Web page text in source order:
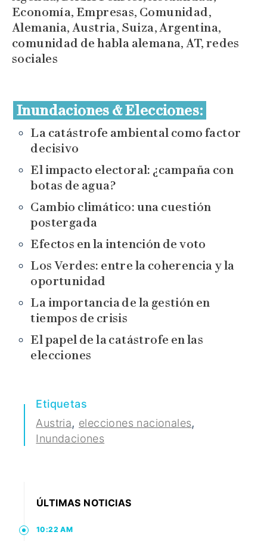
Inundaciones & Elecciones:
La catástrofe ambiental como factor
decisivo
El impacto electoral: ¿campaña con
botas de agua?
Cambio climático: una cuestión
postergada
Efectos en la intención de voto
Los Verdes: entre la coherencia y la
oportunidad
La importancia de la gestión en
tiempos de crisis
El papel de la catástrofe en las
elecciones
Etiquetas
Austria, elecciones nacionales,
Inundaciones
ÚLTIMAS NOTICIAS
10:22 AM